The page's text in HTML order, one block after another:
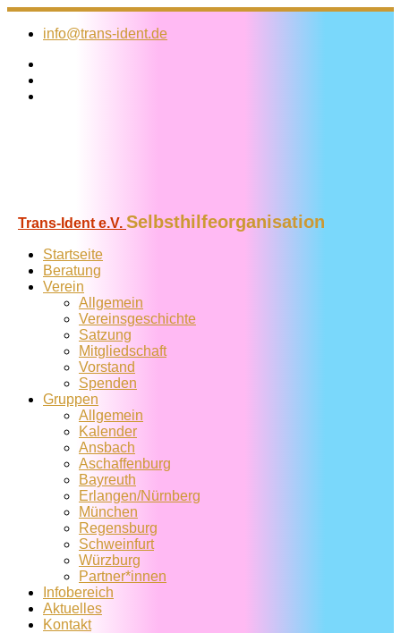
Zum
Inhalt
info@trans-ident.de
Trans-Ident e.V. Selbsthilfeorganisation
Startseite
Beratung
Verein
Allgemein
Vereins­geschichte
Satzung
Mitglied­schaft
Vorstand
Spenden
Gruppen
Allgemein
Kalender
Ansbach
Aschaffenburg
Bayreuth
Erlangen/Nürnberg
München
Regensburg
Schweinfurt
Würzburg
Partner*innen
Infobereich
Aktuelles
Kontakt